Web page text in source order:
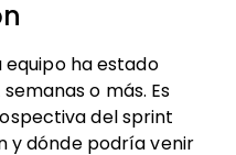
equipo ha estado
o más. Es
del sprint
y dónde podría venir